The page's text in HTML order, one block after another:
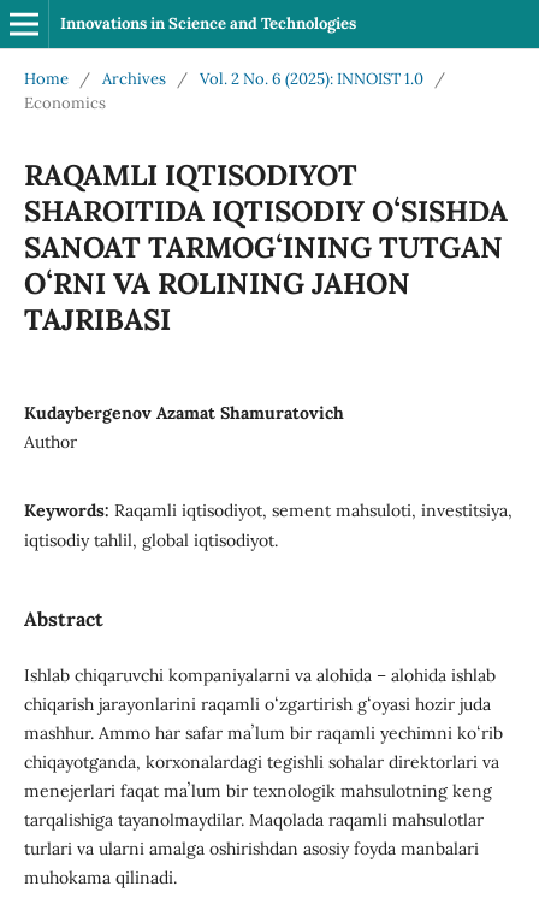
Innovations in Science and Technologies
Home / Archives / Vol. 2 No. 6 (2025): INNOIST 1.0
/
Economics
RAQAMLI IQTISODIYOT
SHAROITIDA IQTISODIY OʻSISHDA
SANOAT TARMOGʻINING TUTGAN
OʻRNI VA ROLINING JAHON
TAJRIBASI
Kudaybergenov Azamat Shamuratovich
Author
Keywords: Raqamli iqtisodiyot, sement mahsuloti, investitsiya,
iqtisodiy tahlil, global iqtisodiyot.
Abstract
Ishlab chiqaruvchi kompaniyalarni va alohida – alohida ishlab
chiqarish jarayonlarini raqamli oʻzgartirish gʻoyasi hozir juda
mashhur. Ammo har safar maʼlum bir raqamli yechimni koʻrib
chiqayotganda, korxonalardagi tegishli sohalar direktorlari va
menejerlari faqat maʼlum bir texnologik mahsulotning keng
tarqalishiga tayanolmaydilar. Maqolada raqamli mahsulotlar
turlari va ularni amalga oshirishdan asosiy foyda manbalari
muhokama qilinadi.